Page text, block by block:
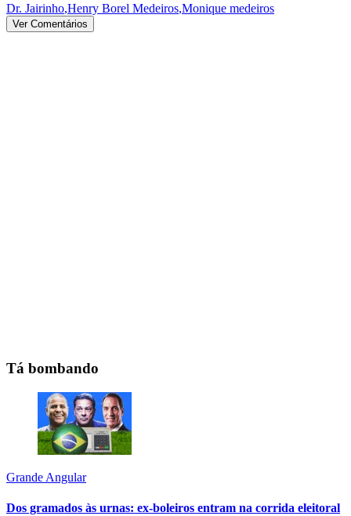
Dr. Jairinho,Henry Borel Medeiros,Monique medeiros
Ver Comentários
Tá bombando
Grande Angular
Dos gramados às urnas: ex-boleiros entram na corrida eleitoral